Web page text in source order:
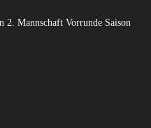
2. Mannschaft Vorrunde Saison